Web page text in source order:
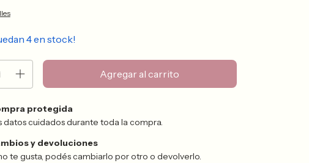
4en stock!
protegida
datos cuidados durante toda la compra.
y devoluciones
te gusta, podés cambiarlo por otro o devolverlo.